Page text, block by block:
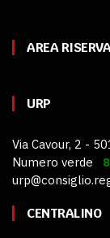
AREA
URP
Via Cavour, 2 -
Numero verde
CENTRALINO